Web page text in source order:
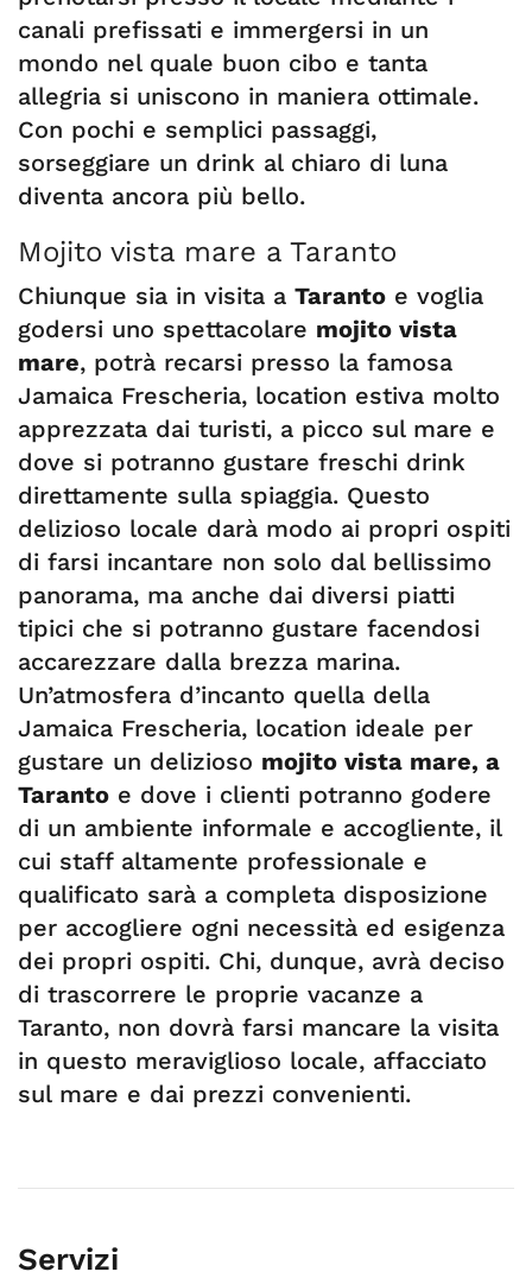
canali prefissati e immergersi in un
mondo nel quale buon cibo e tanta
allegria si uniscono in maniera ottimale.
Con pochi e semplici passaggi,
sorseggiare un drink al chiaro di luna
diventa ancora più bello.
Mojito vista mare a Taranto
Chiunque sia in visita a Taranto e voglia
godersi uno spettacolare mojito vista
mare, potrà recarsi presso la famosa
Jamaica Frescheria, location estiva molto
apprezzata dai turisti, a picco sul mare e
dove si potranno gustare freschi drink
direttamente sulla spiaggia. Questo
delizioso locale darà modo ai propri ospiti
di farsi incantare non solo dal bellissimo
panorama, ma anche dai diversi piatti
tipici che si potranno gustare facendosi
accarezzare dalla brezza marina.
Un’atmosfera d’incanto quella della
Jamaica Frescheria, location ideale per
gustare un delizioso mojito vista mare, a
Taranto e dove i clienti potranno godere
di un ambiente informale e accogliente, il
cui staff altamente professionale e
qualificato sarà a completa disposizione
per accogliere ogni necessità ed esigenza
dei propri ospiti. Chi, dunque, avrà deciso
di trascorrere le proprie vacanze a
Taranto, non dovrà farsi mancare la visita
in questo meraviglioso locale, affacciato
sul mare e dai prezzi convenienti.
Servizi